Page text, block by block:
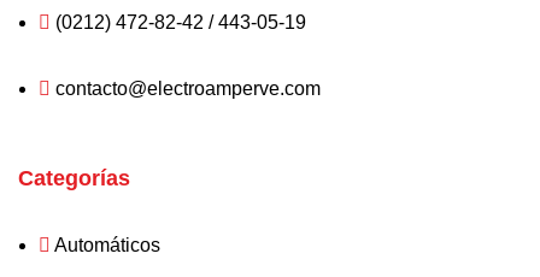
(0212) 472-82-42 / 443-05-19
contacto@electroamperve.com
Categorías
Automáticos